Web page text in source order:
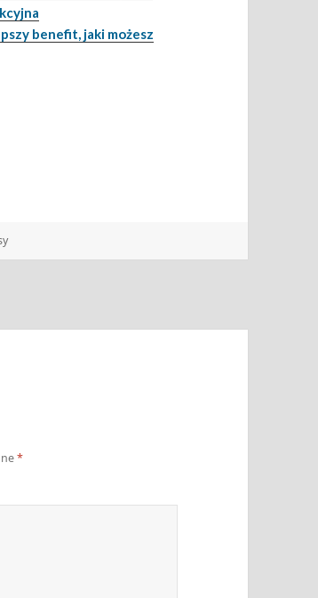
benefit, jaki możesz
*